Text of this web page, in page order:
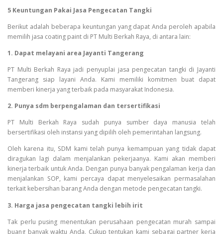
5 Keuntungan Pakai Jasa Pengecatan Tangki
Berikut adalah beberapa keuntungan yang dapat Anda peroleh apabila
memilih jasa coating paint di PT Multi Berkah Raya, di antara lain:
1. Dapat melayani area Jayanti Tangerang
PT Multi Berkah Raya jadi penyuplai jasa pengecatan tangki di Jayanti
Tangerang siap layani Anda. Kami memiliki komitmen buat dapat
memberi kinerja yang terbaik pada masyarakat Indonesia.
2. Punya sdm berpengalaman dan tersertifikasi
PT Multi Berkah Raya sudah punya sumber daya manusia telah
bersertifikasi oleh instansi yang dipilih oleh pemerintahan langsung.
Oleh karena itu, SDM kami telah punya kemampuan yang tidak dapat
diragukan lagi dalam menjalankan pekerjaanya. Kami akan memberi
kinerja terbaik untuk Anda. Dengan punya banyak pengalaman kerja dan
menjalankan SOP, kami percaya dapat menyelesaikan permasalahan
terkait kebersihan barang Anda dengan metode pengecatan tangki.
3. Harga jasa pengecatan tangki lebih irit
Tak perlu pusing menentukan perusahaan pengecatan murah sampai
buang banyak waktu Anda. Cukup tentukan kami sebagai partner kerja